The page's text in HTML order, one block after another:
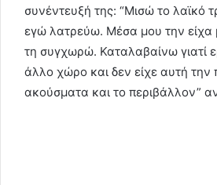
συνέντευξή της: “Μισώ το λαϊκό
εγώ λατρεύω. Μέσα μου την είχα
τη συγχωρώ. Καταλαβαίνω γιατί
άλλο χώρο και δεν είχε αυτή την
ακούσματα και το περιβάλλον”